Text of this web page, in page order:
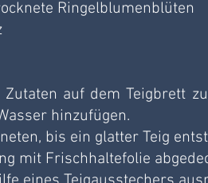
Ringelblumenblüten
auf dem Teigbrett
hinzufügen.
bis ein glatter Teig
mit Frischhaltefolie